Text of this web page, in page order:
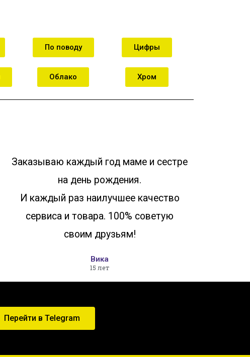
По поводу
Облако
Цифры
Хром
Заказываю каждый год маме и сестре
на день рождения.
И каждый раз наилучшее качество
сервиса и товара. 100% советую
своим друзьям!
Вика
15 лет
Перейти в Telegram